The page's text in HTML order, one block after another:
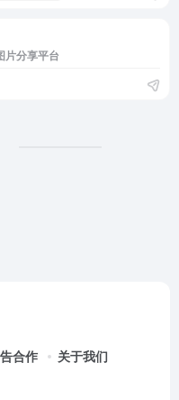
片分享平台
合作 关于我们